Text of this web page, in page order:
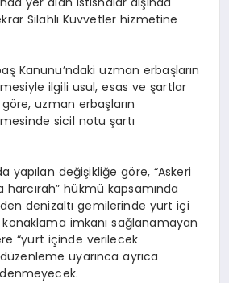
Silahlı Kuvvetler hizmetine
Kanunu’ndaki uzman erbaşların
ilgili usul, esas ve şartlar
uzman erbaşların
sicil notu şartı
yapılan değişikliğe göre, “Askeri
hükmü kapsamında
denizaltı gemilerinde yurt içi
imkanı sağlanamayan
“yurt içinde verilecek
uyarınca ayrıca